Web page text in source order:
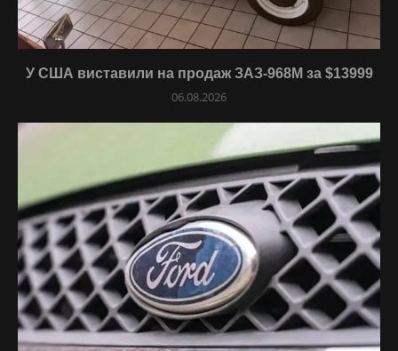
У США виставили на продаж ЗАЗ-968М за $13999
06.08.2026